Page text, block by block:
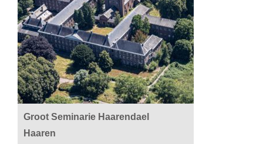
Groot Seminarie Haarendael
Haaren